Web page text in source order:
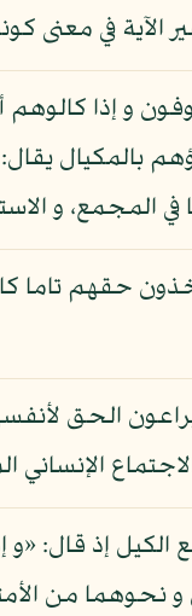
و إذا
بالمكيال
المجمع، و
حقهم تاما
الحق
الإنساني
الكيل إذ قال:
نحوهما من